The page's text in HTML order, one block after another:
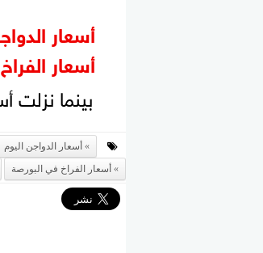
أسعار
أسعار
بينما نزلت
أسعار الدواجن اليوم
أسعار الفراخ في البورصة